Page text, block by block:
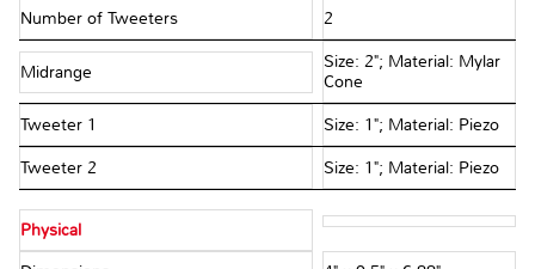
Number of Tweeters 2
Midrange
Size: 2"; Material: Mylar
Cone
Tweeter 1 Size: 1"; Material: Piezo
Tweeter 2 Size: 1"; Material: Piezo
Physical